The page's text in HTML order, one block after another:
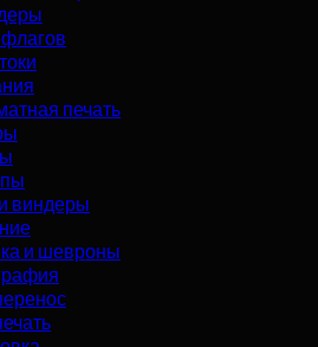
флагов
печать
виндеры
и шевроны